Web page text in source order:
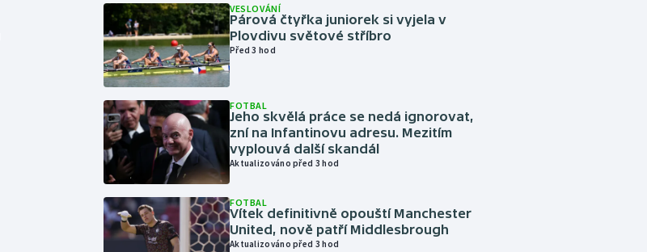
VESLOVÁNÍ
Párová čtyřka juniorek si vyjela v
Plovdivu světové stříbro
Před 3 hod
FOTBAL
Jeho skvělá práce se nedá ignorovat,
zní na Infantinovu adresu. Mezitím
vyplouvá další skandál
Aktualizováno před 3 hod
FOTBAL
Vítek definitivně opouští Manchester
United, nově patří Middlesbrough
Aktualizováno před 3 hod